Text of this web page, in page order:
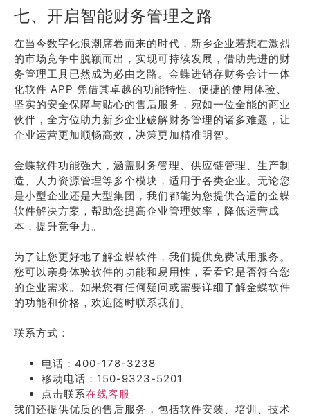
七、开启智能财务管理之路
在当今数字化浪潮席卷而来的时代，新乡企业若想在激烈
的市场竞争中脱颖而出，实现可持续发展，借助先进的财
务管理工具已然成为必由之路。金蝶进销存财务会计一体
化软件 APP 凭借其卓越的功能特性、便捷的使用体验、
坚实的安全保障与贴心的售后服务，宛如一位全能的商业
伙伴，全方位助力新乡企业破解财务管理的诸多难题，让
企业运营更加顺畅高效，决策更加精准明智。
金蝶软件功能强大，涵盖财务管理、供应链管理、生产制
造、人力资源管理等多个模块，适用于各类企业。无论您
是小型企业还是大型集团，我们都能为您提供合适的金蝶
软件解决方案，帮助您提高企业管理效率，降低运营成
本，提升竞争力。
为了让您更好地了解金蝶软件，我们提供免费试用服务。
您可以亲身体验软件的功能和易用性，看看它是否符合您
的企业需求。如果您有任何疑问或需要详细了解金蝶软件
的功能和价格，欢迎随时联系我们。
联系方式：
电话：400-178-3238
移动电话：150-9323-5201
点击联系在线客服
我们还提供优质的售后服务，包括软件安装、培训、技术